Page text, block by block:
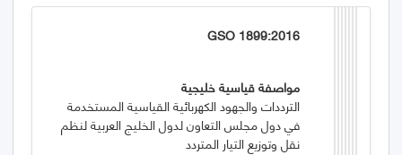
GSO 1899:2016
مواصفة قياسية خليجية
الترددات والجهود الكهربائية القياسية المستخدمة
في دول مجلس التعاون لدول الخليج العربية لنظم
نقل وتوزيع التيار المتردد